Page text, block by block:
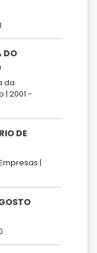
DO
da
| 2001 -
DE
|